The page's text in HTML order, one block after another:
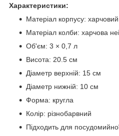
Характеристики:
Матеріал корпусу:
Матеріал колби: харчова
Об'єм: 3 × 0,7 л
Висота: 20.5 см
Діаметр верхній: 15 см
Діаметр нижній: 10 см
Форма: кругла
Колір: різнобарвний
Підходить для